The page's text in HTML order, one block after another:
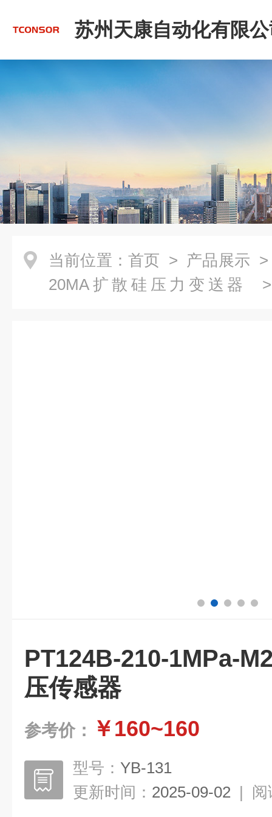
苏州天康自动化有限
当前位置： 首页 > 产品展示
20MA扩散硅压力变送器
>
PT124B-210-1MPa-
压传感器
参考价： ￥160~160
型号： YB-131
更新时间： 2025-09-02 | 阅